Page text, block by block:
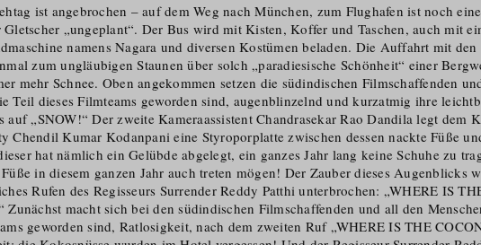
ist angebrochen – auf dem Weg nach München, zum Flughafen ist noch
Gletscher „ungeplant“. Der Bus wird mit Kisten, Koffer und Taschen, auch mit
namens Nagara und diversen Kostümen beladen. Die Auffahrt mit den
zum ungläubigen Staunen über solch „paradiesische Schönheit“ einer
mehr Schnee. Oben angekommen setzen die südindischen Filmschaffenden
Teil dieses Filmteams geworden sind, augenblinzelnd und kurzatmig ihre
auf „SNOW!“ Der zweite Kameraassistent Chandrasekar Rao Dandila legt dem
Chendil Kumar Kodanpani eine Styroporplatte zwischen dessen nackte Füße
hat nämlich ein Gelübde abgelegt, ein ganzes Jahr lang keine Schuhe zu
in diesem ganzen Jahr auch treten mögen! Der Zauber dieses Augenblicks
Rufen des Regisseurs Surrender Reddy Patthi unterbrochen: „WHERE IS
Zunächst macht sich bei den südindischen Filmschaffenden und all den
geworden sind, Ratlosigkeit, nach dem zweiten Ruf „WHERE IS THE